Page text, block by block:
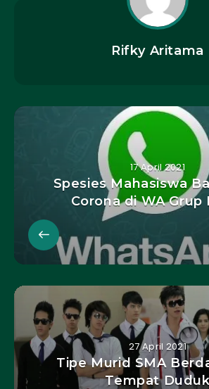
Rifky Aritama
17 April 2021
Spesies Mahasiswa
Corona di WA Grup
27 April 2021
Tipe Murid SMA
Tempat Duduk